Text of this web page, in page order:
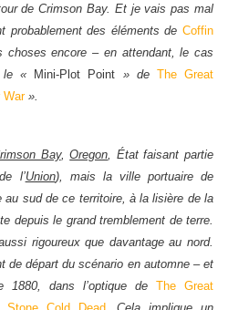
de Crimson Bay. Et je vais pas mal
probablement des éléments de Coffin
choses encore – en attendant, le cas
le « Mini-Plot Point » de The Great
War».
Bay,Oregon , État faisant partie
l’Union), mais la ville portuaire de
sud de ce territoire, à la lisière de la
depuis le grand tremblement de terre.
rigoureux que davantage au nord.
de départ du scénario en automne – et
1880, dans l’optique de The Great